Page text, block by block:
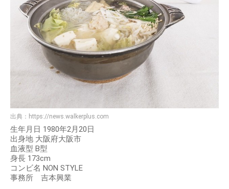
出典： https://news.walkerplus.com
生年月日 1980年2月20日
出身地 大阪府大阪市
血液型 B型
身長 173cm
コンビ名 NON STYLE
事務所 吉本興業